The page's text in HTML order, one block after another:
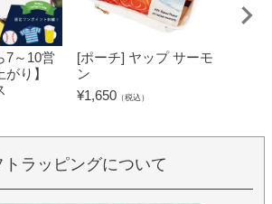
7～10営
り】
[ポーチ] ヤップ サーモ
ン
¥1,650 （税込）
トラッピングについて